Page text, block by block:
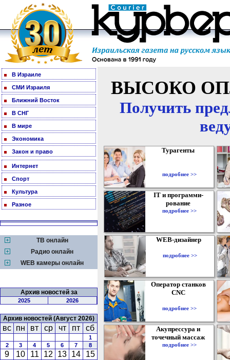
В Израиле
СМИ Израиля
Ближний Восток
В СНГ
В мире
Экономика
Закон и право
Интернет
Спорт
Культура
Разное
ТВ онлайн
Радио онлайн
WEB камеры онлайн
Архив новостей за
2025 2026
Архив новостей (Август 2026)
вс пн вт ср чт пт сб
1
2
3 4 5 6 7 8
9 10 11 12 13 14
15
ВЫСОКО
Получить
Турагенты
подробнее >>
IT и программи-
рование
подробнее >>
WEB-дизайнер
подробнее >>
Оператор станков
CNC
подробнее >>
Акупрессура и
точечный массаж
подробнее >>